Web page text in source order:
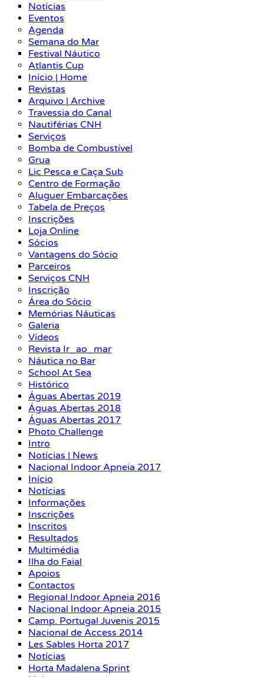
Notícias
Eventos
Agenda
Semana do Mar
Festival Náutico
Atlantis Cup
Início | Home
Revistas
Arquivo | Archive
Travessia do Canal
Nautiférias CNH
Serviços
Bomba de Combustível
Grua
Lic Pesca e Caça Sub
Centro de Formação
Aluguer Embarcações
Tabela de Preços
Inscrições
Loja Online
Sócios
Vantagens do Sócio
Parceiros
Serviços CNH
Inscrição
Área do Sócio
Memórias Náuticas
Galeria
Vídeos
Revista Ir_ao_mar
Náutica no Bar
School At Sea
Histórico
Águas Abertas 2019
Águas Abertas 2018
Águas Abertas 2017
Photo Challenge
Intro
Notícias | News
Nacional Indoor Apneia 2017
Início
Notícias
Informações
Inscrições
Inscritos
Resultados
Multimédia
Ilha do Faial
Apoios
Contactos
Regional Indoor Apneia 2016
Nacional Indoor Apneia 2015
Camp. Portugal Juvenis 2015
Nacional de Access 2014
Les Sables Horta 2017
Notícias
Horta Madalena Sprint